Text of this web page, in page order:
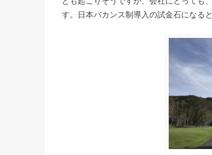
す。日本バカンス制導入の試金石になる